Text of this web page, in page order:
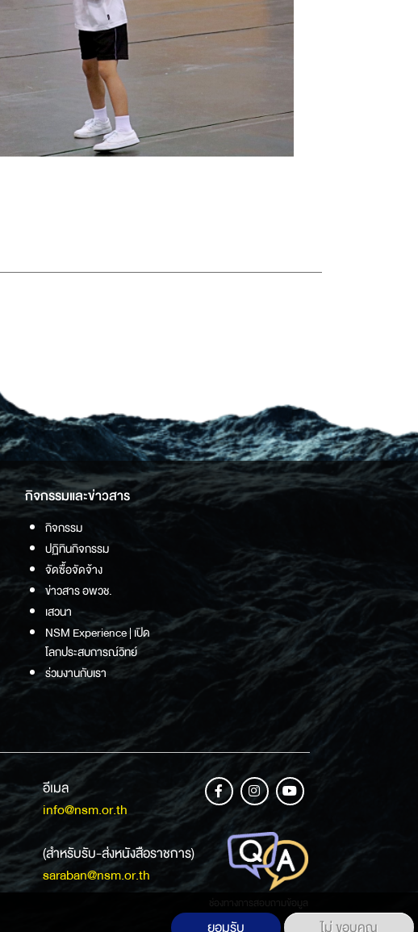
กิจกรรมและข่าวสาร
กิจกรรม
ปฏิทินกิจกรรม
จัดซื้อจัดจ้าง
ข่าวสาร อพวช.
เสวนา
NSM Experience | เปิด
โลกประสบการณ์วิทย์
ร่วมงานกับเรา
อีเมล
info@nsm.or.th
(สำหรับรับ-ส่งหนังสือราชการ)
saraban@nsm.or.th
ช่องทางการสอบถามข้อมูล
ยอมรับ ไม่ ขอบคุณ